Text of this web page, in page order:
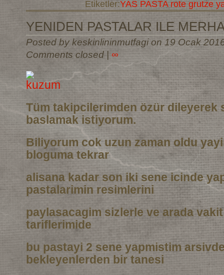
Etiketler:YAS PASTA rote grutze
YENIDEN PASTALAR ILE
Posted by keskinlininmutfagi on 19 Ocak
Comments closed| ∞
Tüm takipcilerimden özür dileyerek
baslamak istiyorum.
Biliyorum cok uzun zaman oldu
bloguma tekrar
alisana kadar son iki sene icinde
pastalarimin resimlerini
paylasacagim sizlerle ve arada
tariflerimide
bu pastayi 2 sene yapmistim
bekleyenlerden bir tanesi